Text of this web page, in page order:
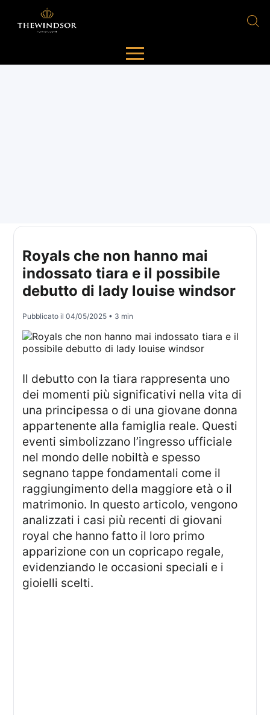
Royals che non hanno mai
indossato tiara e il possibile
debutto di lady louise windsor
Pubblicato il04/05/2025 • 3 min
Il debutto con la tiara rappresenta uno
dei momenti più significativi nella vita di
una principessa o di una giovane donna
appartenente alla famiglia reale. Questi
eventi simbolizzano l’ingresso ufficiale
nel mondo delle nobiltà e spesso
segnano tappe fondamentali come il
raggiungimento della maggiore età o il
matrimonio. In questo articolo, vengono
analizzati i casi più recenti di giovani
royal che hanno fatto il loro primo
apparizione con un copricapo regale,
evidenziando le occasioni speciali e i
gioielli scelti.